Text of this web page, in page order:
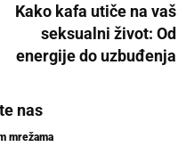
Kako kafa utiče na vaš
seksualni život: Od
energije do uzbuđenja
nas
mrežama